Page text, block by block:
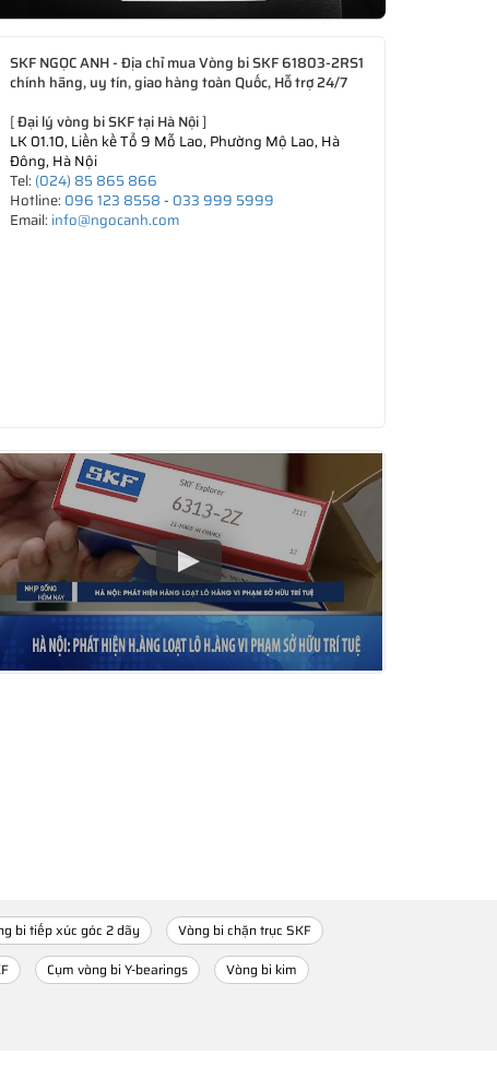
SKF NGỌC ANH - Địa chỉ mua Vòng bi SKF 61803-2RS1
chính hãng, uy tín, giao hàng toàn Quốc, Hỗ trợ 24/7
[Đại lý vòng bi SKF tại Hà Nội]
LK 01.10, Liền kề Tổ 9 Mỗ Lao, Phường Mộ Lao, Hà
Đông, Hà Nội
Tel: (024) 85 865 866
Hotline: 096 123 8558- 033 999 5999
Email: info@ngocanh.com
bi tiếp xúc góc 2 dãy
Vòng bi chặn trục SKF
Cụm vòng bi Y-bearings
Vòng bi kim